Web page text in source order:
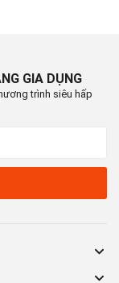
GIA DỤNG
trình siêu hấp